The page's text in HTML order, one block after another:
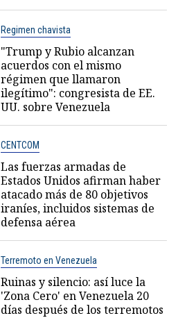
Regimen chavista
"Trump y Rubio alcanzan
acuerdos con el mismo
régimen que llamaron
ilegítimo": congresista de EE.
UU. sobre Venezuela
CENTCOM
Las fuerzas armadas de
Estados Unidos afirman haber
atacado más de 80 objetivos
iraníes, incluidos sistemas de
defensa aérea
Terremoto en Venezuela
Ruinas y silencio: así luce la
'Zona Cero' en Venezuela 20
días después de los terremotos